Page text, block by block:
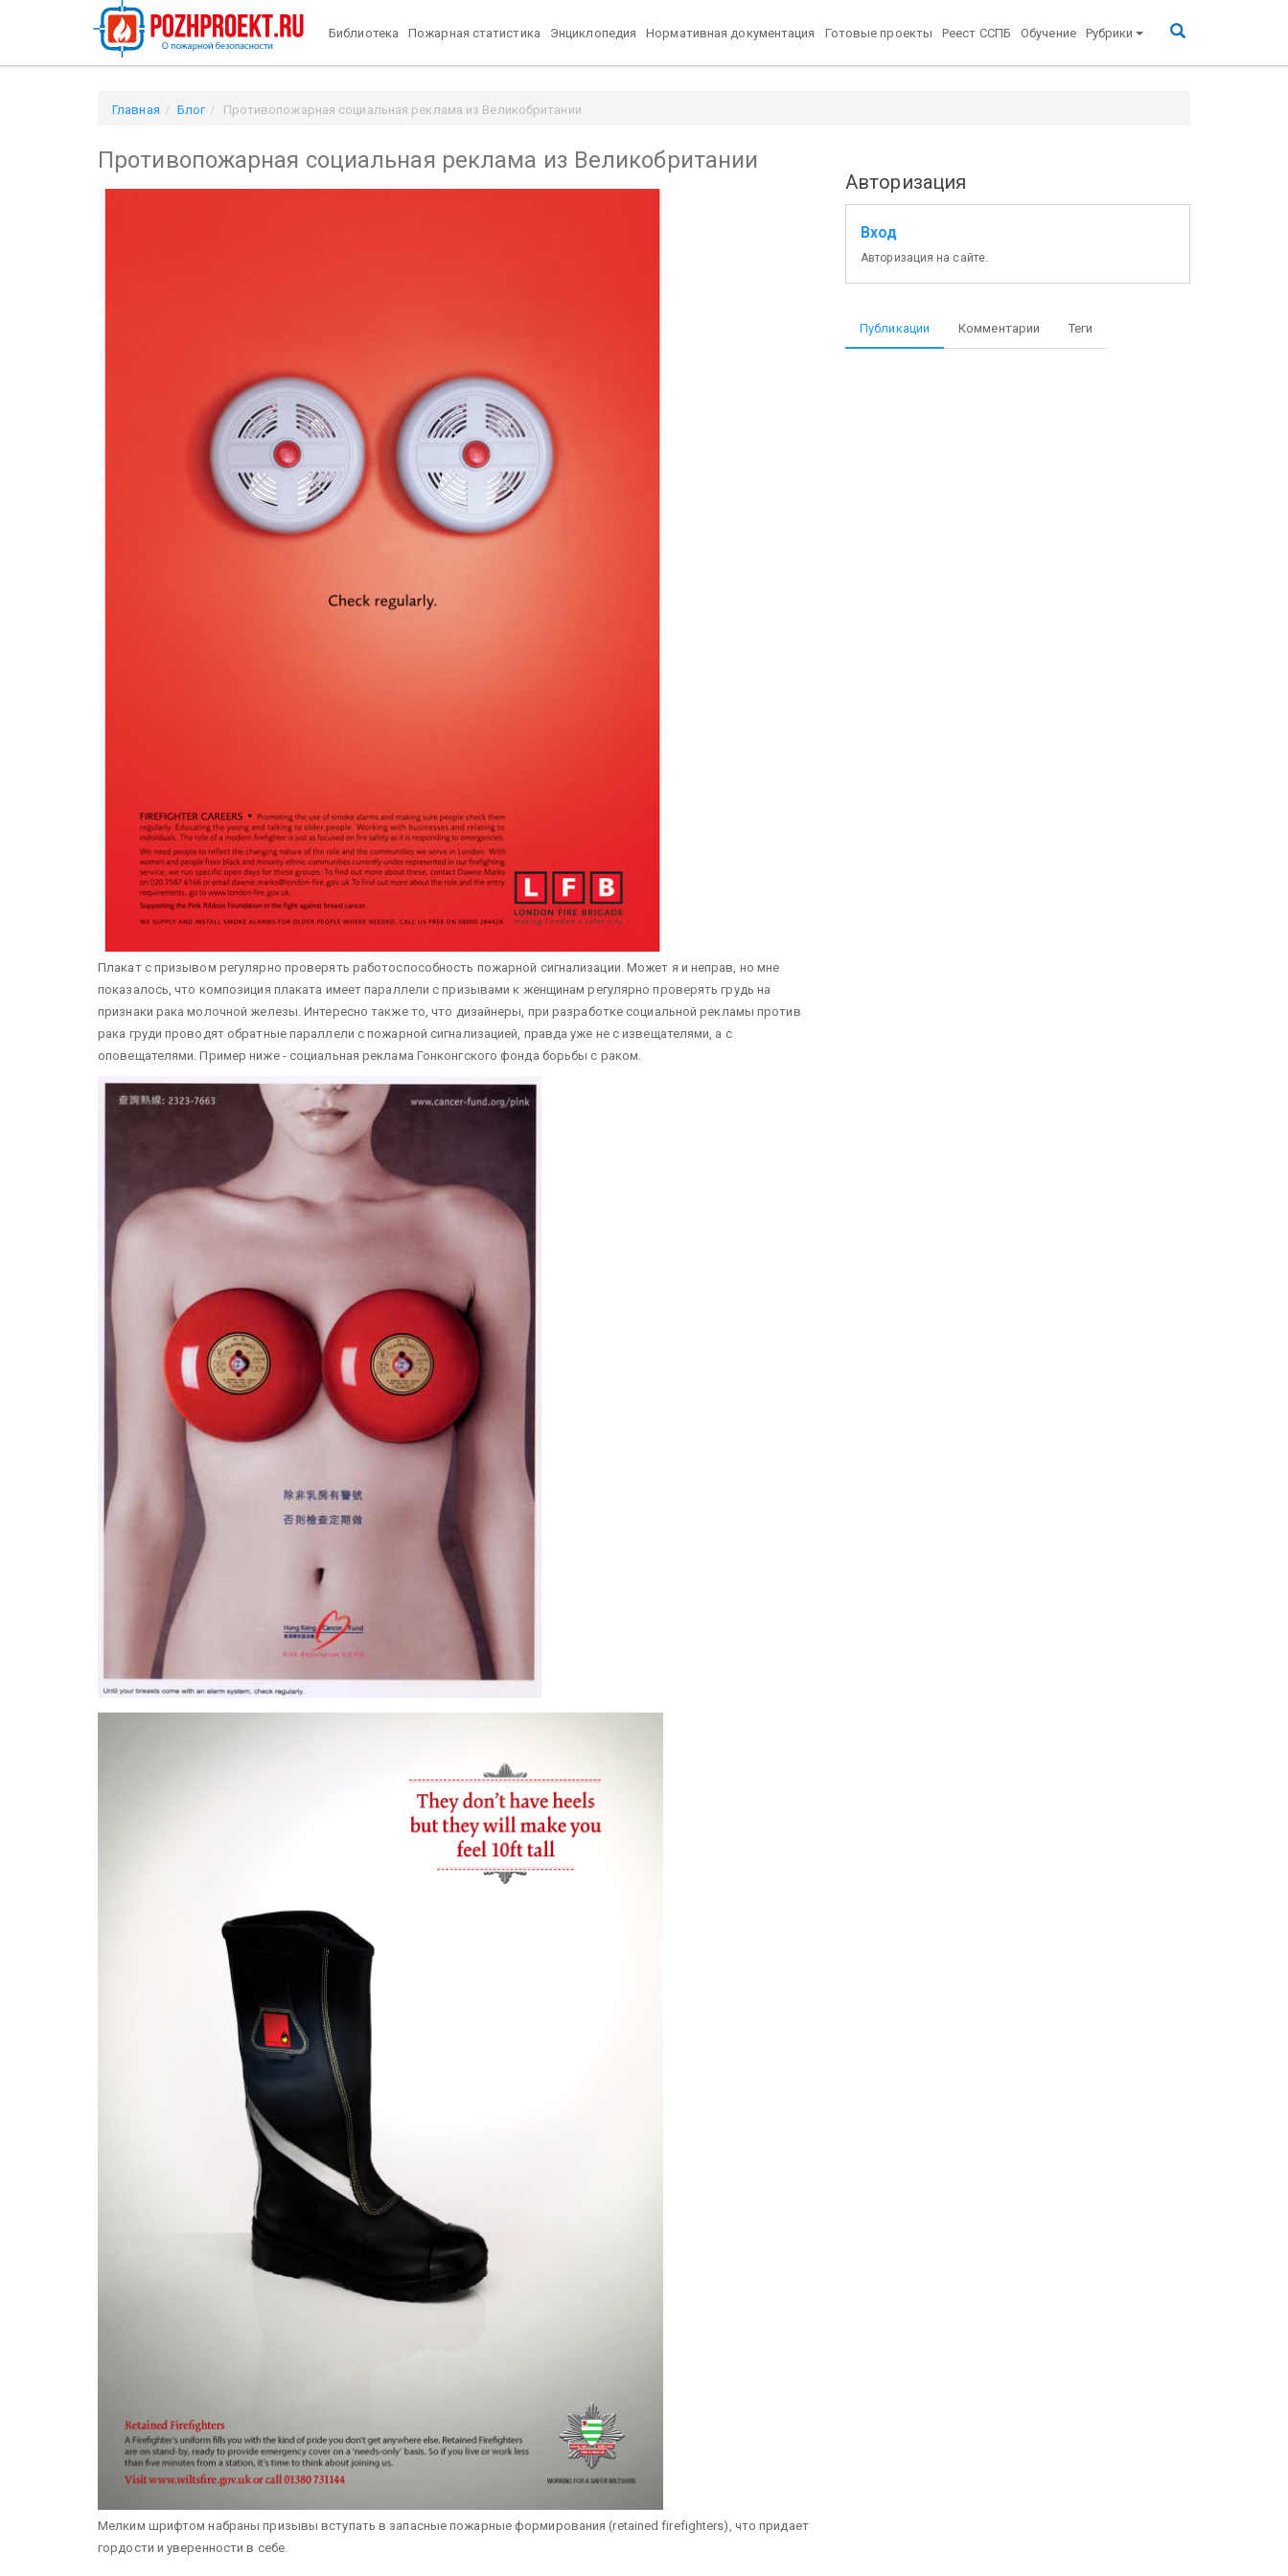
Библиотека Пожарная статистика Энциклопедия Нормативная документация Готовые проекты Реест ССПБ Обучение Рубрики
Главная Блог Противопожарная социальная реклама из Великобритании
Противопожарная социальная реклама из Великобритании
Плакат с призывом регулярно проверять работоспособность пожарной сигнализации. Может я и неправ, но мне
показалось, что композиция плаката имеет параллели с призывами к женщинам регулярно проверять грудь на
признаки рака молочной железы.Интересно также то, что дизайнеры, при разработке социальной рекламы против
рака груди проводят обратные параллели с пожарной сигнализацией, правда уже не с извещателями, а с
оповещателями. Пример ниже - социальная реклама Гонконгского фонда борьбы с раком.
Мелким шрифтом набраны призывы вступать в запасные пожарные формирования (retained firefighters), что придает
гордости и уверенности в себе.
Авторизация
Вход
Авторизация на сайте.
Публикации Комментарии Теги